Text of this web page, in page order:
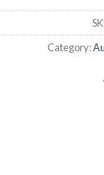
Category: